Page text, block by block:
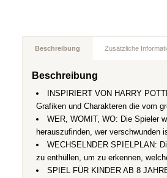
Beschreibung Zusätzliche
Beschreibung
INSPIRIERT VON HARRY
Grafiken und Charakteren die vom
WER, WOMIT, WO: Die Spieler
herauszufinden, wer verschwunden
WECHSELNDER SPIELPLAN:
zu enthüllen, um zu erkennen,
SPIEL FÜR KINDER AB 8